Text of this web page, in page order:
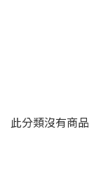
此分類沒有商品